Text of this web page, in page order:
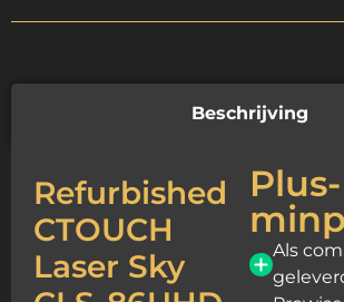
Beschrijving
Refurbished
CTOUCH
Laser Sky
Als